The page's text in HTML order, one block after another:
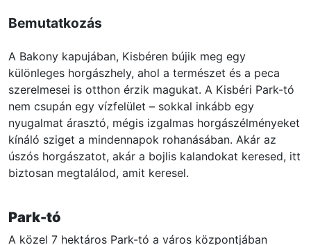
Bemutatkozás
A Bakony kapujában, Kisbéren bújik meg egy
különleges horgászhely, ahol a természet és a peca
szerelmesei is otthon érzik magukat. A Kisbéri Park-tó
nem csupán egy vízfelület – sokkal inkább egy
nyugalmat árasztó, mégis izgalmas horgászélményeket
kínáló sziget a mindennapok rohanásában. Akár az
úszós horgászatot, akár a bojlis kalandokat keresed, itt
biztosan megtalálod, amit keresel.
Park-tó
A közel 7 hektáros Park-tó a város központjában